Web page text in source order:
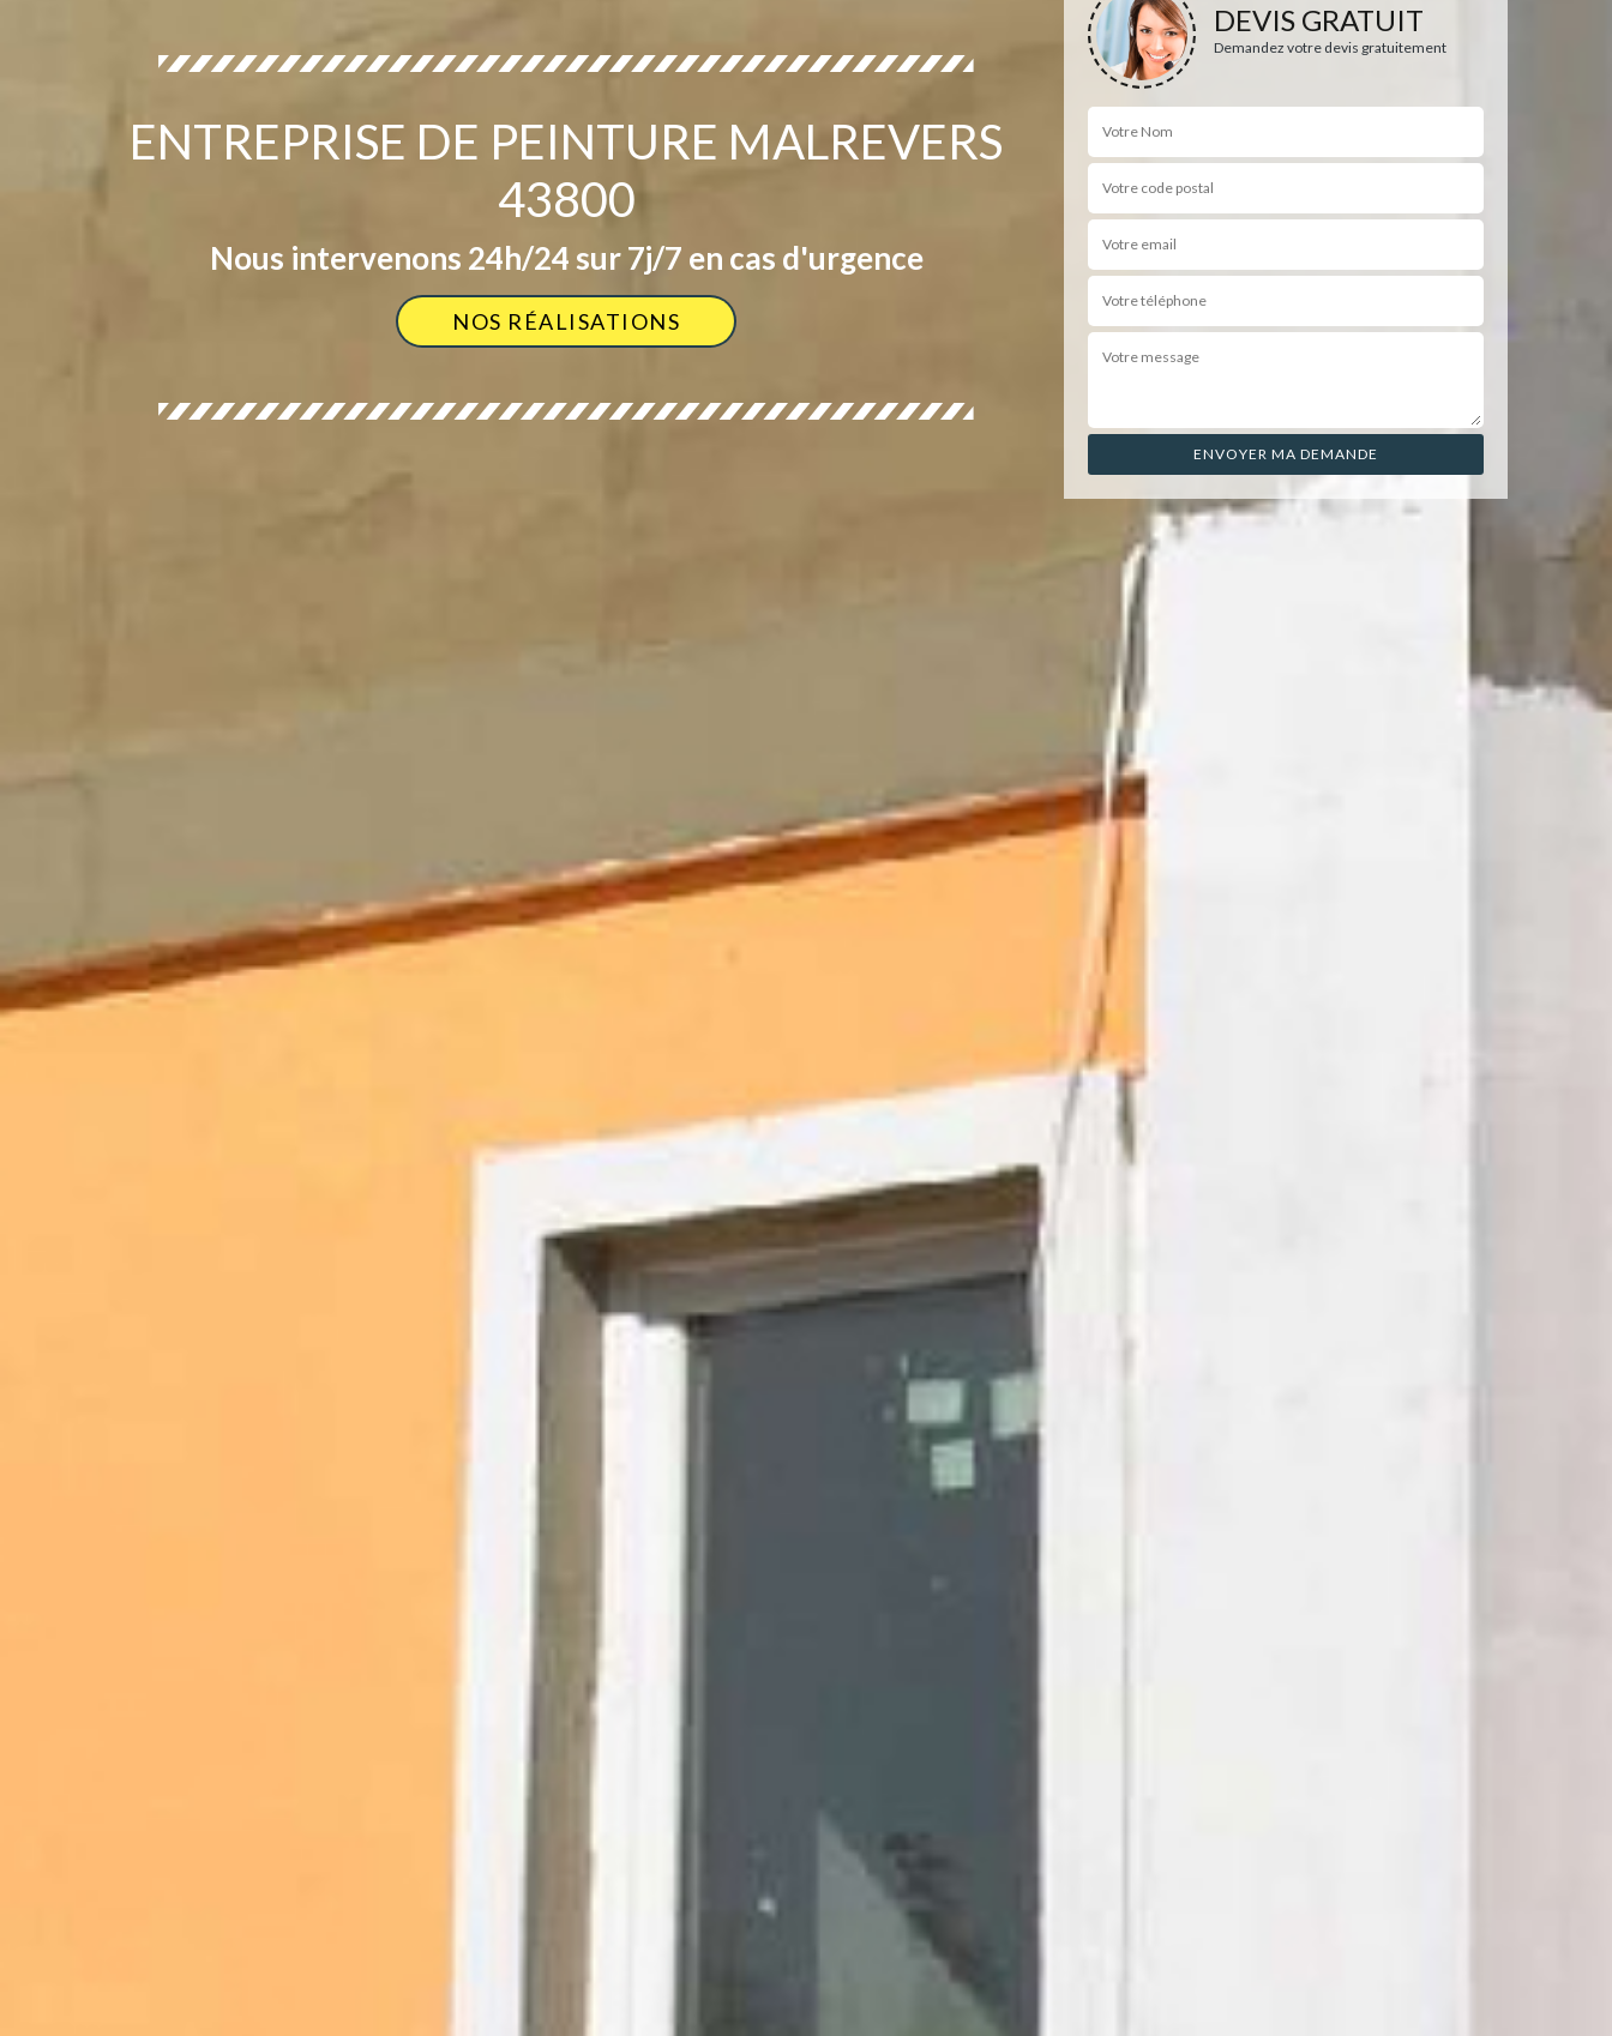
ENTREPRISE DE PEINTURE MALREVERS
43800
Nous intervenons 24h/24 sur 7j/7 en cas d'urgence
NOS RÉALISATIONS
DEVIS GRATUIT
Demandez votre devis gratuitement